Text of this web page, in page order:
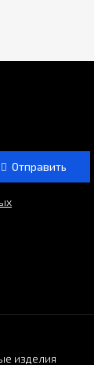
Отправить
изделия